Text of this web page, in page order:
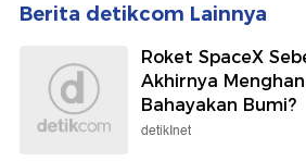
Berita detikcom Lainnya
Roket SpaceX
Akhirnya
Bahayakan Bumi?
detikInet